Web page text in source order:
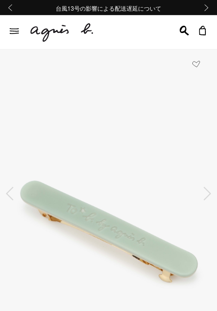
熊本地域地震の影響による配送遅延について
Summer Sale 2buy10%OFF!!
台風13号の影響による配送遅延について
熊本地域地震の影響による配送遅延について
Summer Sale 2buy10%OFF!!
前の画像